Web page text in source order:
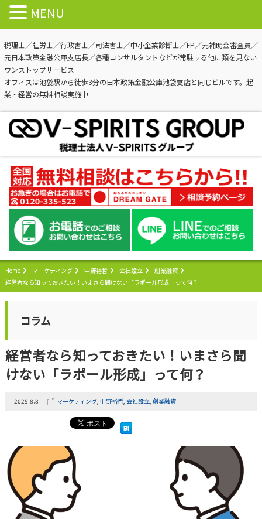
税理士／社労士／行政書士／司法書士／中小企業診断士／FP／元補助金審査員／
元日本政策金融公庫支店長／各種コンサルタントなどが常駐する他に類を見ない
ワンストップサービス
オフィスは池袋駅から徒歩3分の日本政策金融公庫池袋支店と同じビルです。起
業・経営の無料相談実施中
Home マーケティング 中野裕哲 会社設立
創業融資
経営者なら知っておきたい！いまさら聞けない「ラポール形成」って何？
コラム
経営者なら知っておきたい！いまさら聞
けない「ラポール形成」って何？
2025.8.8 マーケティング, 中野裕哲, 会社設立, 創業融資
MENU